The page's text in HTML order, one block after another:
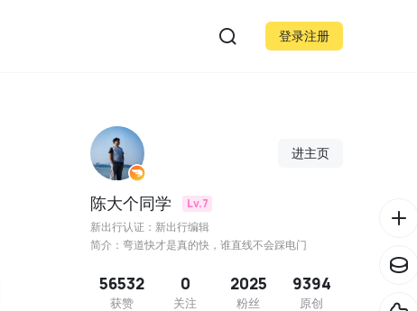
登录注册
进主页
陈大个同学 Lv.7
新出行认证：新出行编辑
简介：弯道快才是真的快，谁直线不会踩电门
56532
获赞
0
关注
2025
粉丝
9394
原创